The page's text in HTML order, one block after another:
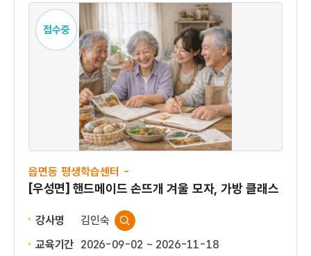
접수중
읍면동 평생학습센터 -
[우성면] 핸드메이드 손뜨개 겨울 모자, 가방 클래스
강사명
김인숙
교육기간 2026-09-02 ~ 2026-11-18